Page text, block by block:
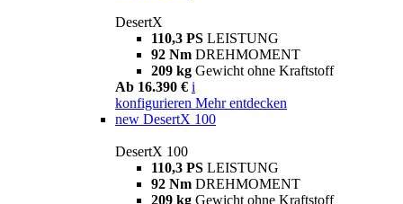
DesertX
110,3 PS LEISTUNG
92 Nm DREHMOMENT
209 kg Gewicht ohne Kraftstoff
Ab 16.390 € i
konfigurieren Mehr entdecken
new DesertX 100
DesertX 100
110,3 PS LEISTUNG
92 Nm DREHMOMENT
209 kg Gewicht ohne Kraftstoff